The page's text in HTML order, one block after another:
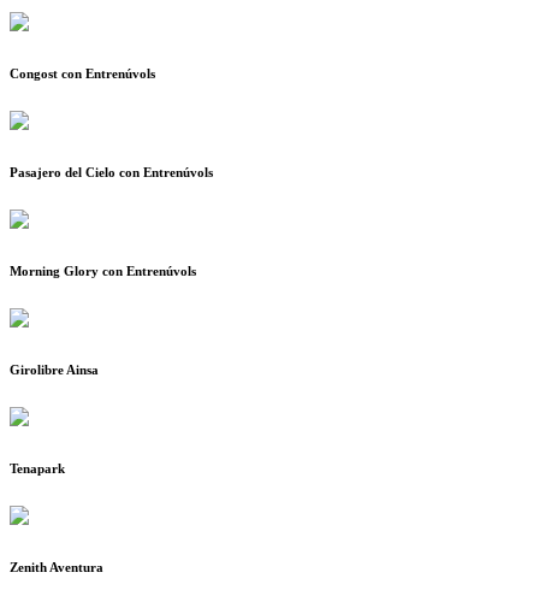
Congost con Entrenúvols
Pasajero del Cielo con Entrenúvols
Morning Glory con Entrenúvols
Girolibre Ainsa
Tenapark
Zenith Aventura